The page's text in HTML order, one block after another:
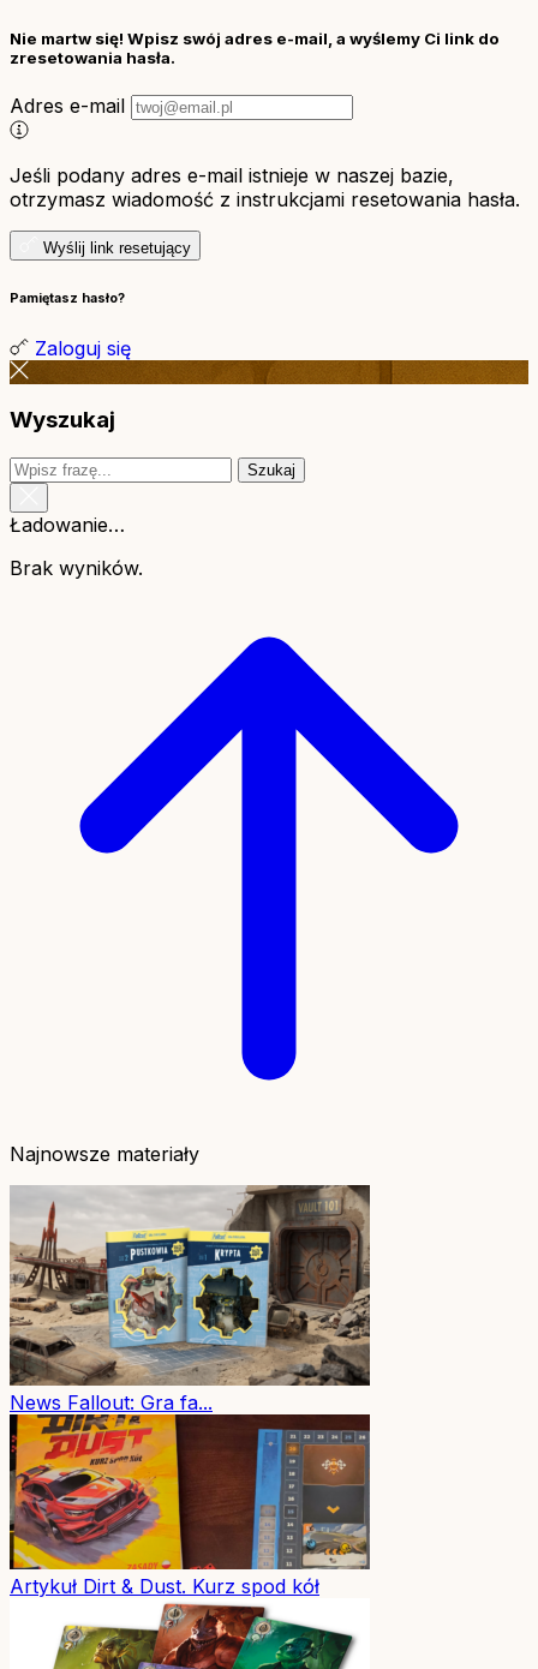
Nie martw się! Wpisz swój adres e-mail, a wyślemy Ci link do
zresetowania hasła.
Adres e-mail
Jeśli podany adres e-mail istnieje w naszej bazie,
otrzymasz wiadomość z instrukcjami resetowania hasła.
Wyślij link resetujący
Pamiętasz hasło?
Zaloguj się
Wyszukaj
Szukaj
Ładowanie…
Brak wyników.
Najnowsze materiały
News Fallout: Gra fa...
Artykuł Dirt & Dust. Kurz spod kół